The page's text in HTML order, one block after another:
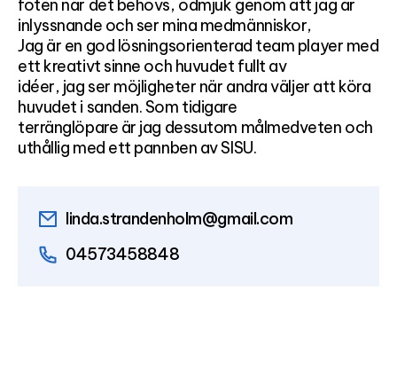
foten när det behövs, ödmjuk genom att jag är
inlyssnande och ser mina medmänniskor,
Jag är en god lösningsorienterad team player med
ett kreativt sinne och huvudet fullt av
idéer, jag ser möjligheter när andra väljer att köra
huvudet i sanden. Som tidigare
terränglöpare är jag dessutom målmedveten och
uthållig med ett pannben av SISU.
linda.strandenholm@gmail.com
04573458848